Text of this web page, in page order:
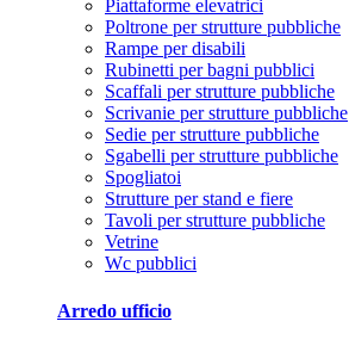
Piattaforme elevatrici
Poltrone per strutture pubbliche
Rampe per disabili
Rubinetti per bagni pubblici
Scaffali per strutture pubbliche
Scrivanie per strutture pubbliche
Sedie per strutture pubbliche
Sgabelli per strutture pubbliche
Spogliatoi
Strutture per stand e fiere
Tavoli per strutture pubbliche
Vetrine
Wc pubblici
Arredo ufficio